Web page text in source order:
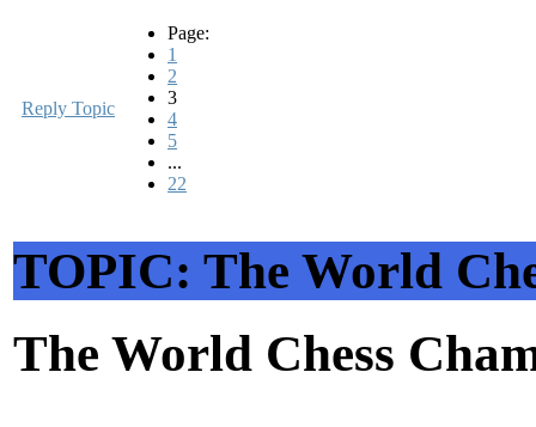
Reply Topic
Page:
1
2
3
4
5
...
22
TOPIC: The World
The World Chess